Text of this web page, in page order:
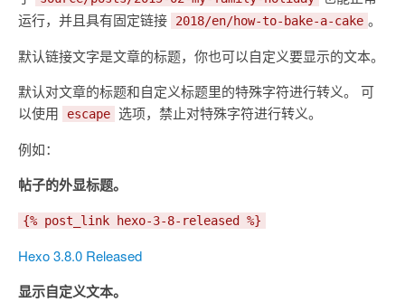
运行，并且具有固定链接
2018/en/how-to-bake-a-cake 。
默认链接文字是文章的标题，你也可以自定义要显示的文本。
默认对文章的标题和自定义标题里的特殊字符进行转义。 可
以使用
escape 选项，禁止对特殊字符进行转义。
例如：
帖子的外显标题。
{% post_link hexo-3-8-released %}
Hexo 3.8.0 Released
显示自定义文本。